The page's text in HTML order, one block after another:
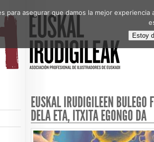
EUSKAL IRUDIGILEEN
DELA ETA, ITXITA EGONGO DA
para asegurar que damos la mejor
Estoy